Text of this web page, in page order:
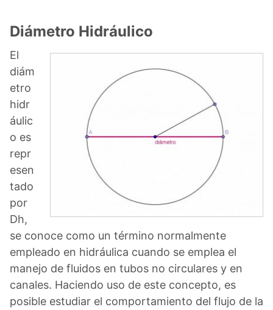
Diámetro Hidráulico
El
diám
etro
hidr
áulic
o es
repr
esen
tado
por
Dh,
se conoce como un término normalmente
empleado en hidráulica cuando se emplea el
manejo de fluidos en tubos no circulares y en
canales. Haciendo uso de este concepto, es
posible estudiar el comportamiento del flujo de la